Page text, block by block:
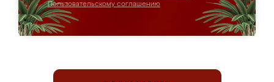
Пользовательскому соглашению